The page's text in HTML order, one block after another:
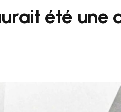
été une